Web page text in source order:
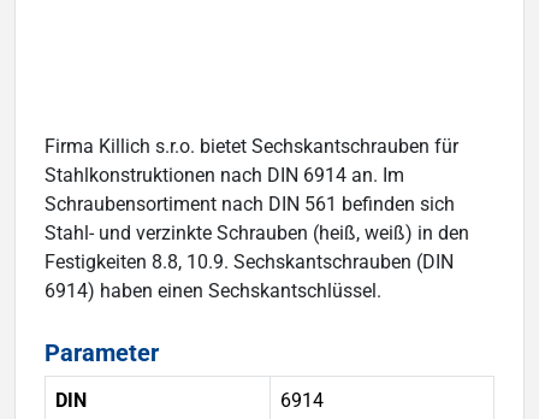
Firma Killich s.r.o. bietet Sechskantschrauben für
Stahlkonstruktionen nach DIN 6914 an. Im
Schraubensortiment nach DIN 561 befinden sich
Stahl- und verzinkte Schrauben (heiß, weiß) in den
Festigkeiten 8.8, 10.9. Sechskantschrauben (DIN
6914) haben einen Sechskantschlüssel.
Parameter
DIN 6914